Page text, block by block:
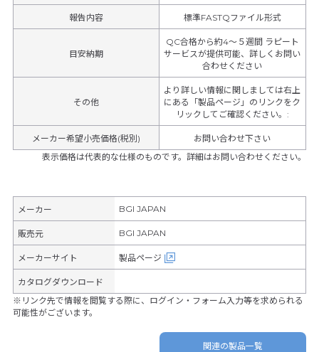
報告内容 標準FASTQファイル形式
目安納期
QC合格から約4～５週間 ラピート
サービスが提供可能、詳しくお問い
合わせください
その他
より詳しい情報に関しましては右上
にある「製品ページ」のリンクをク
リックしてご確認ください。 :
メーカー希望小売価格(税別)
お問い合わせ下さい
表示価格は代表的な仕様のものです。詳細はお問い合わせください。
メーカー BGI JAPAN
販売元 BGI JAPAN
メーカーサイト 製品ページ
カタログダウンロード
※リンク先で情報を閲覧する際に、ログイン・フォーム入力等を求められる
可能性がございます。
関連の製品一覧